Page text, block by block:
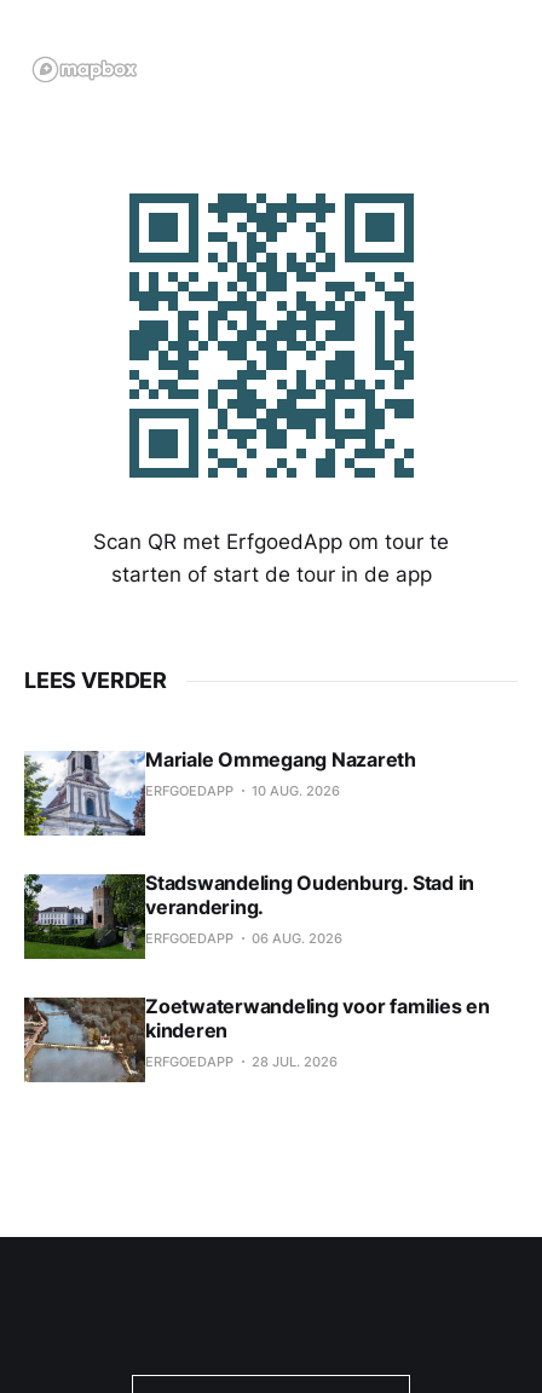
Scan QR met ErfgoedApp om tour te
starten of start de tour in de app
LEES VERDER
Mariale Ommegang Nazareth
ERFGOEDAPP 10 AUG. 2026
Stadswandeling Oudenburg. Stad in
verandering.
ERFGOEDAPP 06 AUG. 2026
Zoetwaterwandeling voor families en
kinderen
ERFGOEDAPP 28 JUL. 2026